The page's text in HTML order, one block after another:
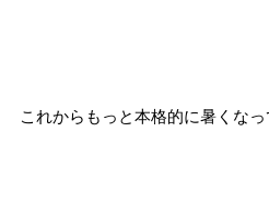
これからもっと本格的に暑くな